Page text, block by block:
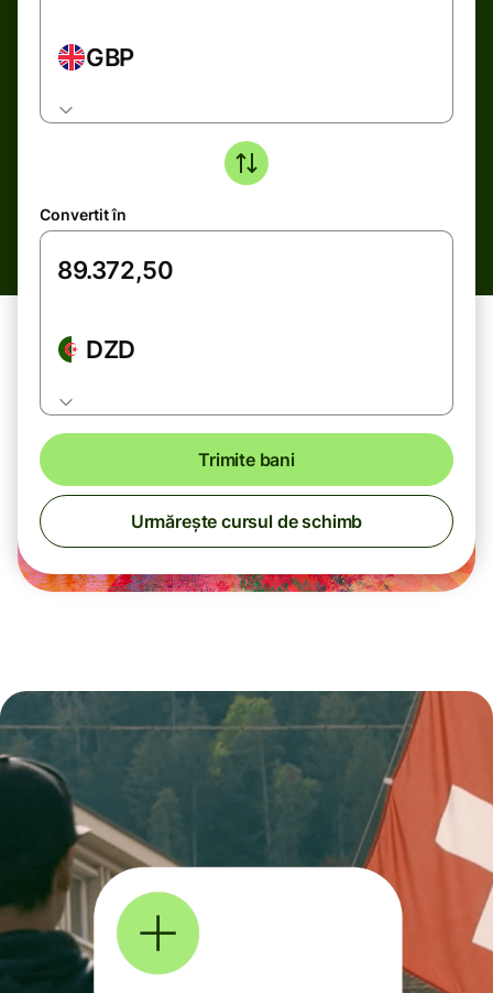
GBP
Convertit în
DZD
Trimite bani
Urmărește cursul de schimb